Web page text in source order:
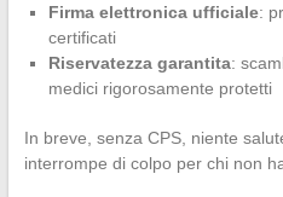
Firma elettronica ufficiale:
certificati
Riservatezza garantita:
medici rigorosamente protetti
In breve, senza CPS, niente
interrompe di colpo per chi non